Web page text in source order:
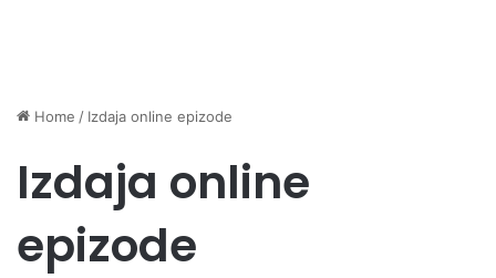
Home / Izdaja online epizode
Izdaja online
epizode